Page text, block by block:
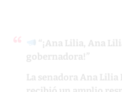
“¡Ana Lilia, Ana
gobernadora!”
La senadora Ana Lilia